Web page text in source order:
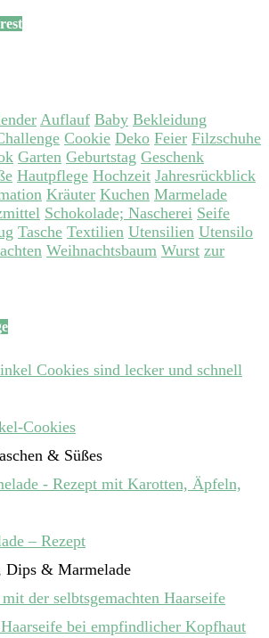
Auflauf Baby Bekleidung
Cookie Deko Feier Filzschuhe
Garten Geburtstag Geschenk
Hautpflege Hochzeit Jahresrückblick
Kräuter Kuchen Marmelade
Schokolade; Nascherei Seife
Tasche Textilien Utensilien Utensilo
Weihnachtsbaum Wurst zur
Cookies
& Süßes
– Rezept
Dips & Marmelade
bei empfindlicher Kopfhaut